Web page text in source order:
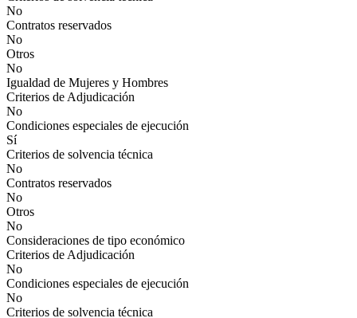
No
Contratos reservados
No
Otros
No
Igualdad de Mujeres y Hombres
Criterios de Adjudicación
No
Condiciones especiales de ejecución
Sí
Criterios de solvencia técnica
No
Contratos reservados
No
Otros
No
Consideraciones de tipo económico
Criterios de Adjudicación
No
Condiciones especiales de ejecución
No
Criterios de solvencia técnica